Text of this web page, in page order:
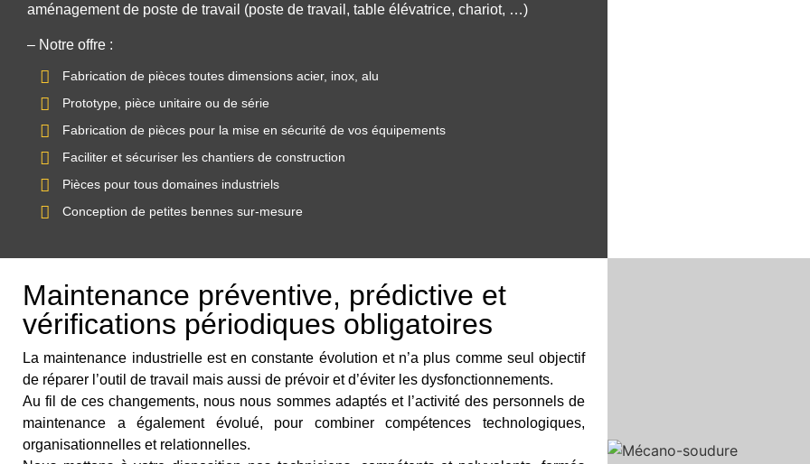
aménagement de poste de travail (poste de travail, table élévatrice, chariot, …)
– Notre offre :
Fabrication de pièces toutes dimensions acier, inox, alu
Prototype, pièce unitaire ou de série
Fabrication de pièces pour la mise en sécurité de vos équipements
Faciliter et sécuriser les chantiers de construction
Pièces pour tous domaines industriels
Conception de petites bennes sur-mesure
Maintenance préventive, prédictive et
vérifications périodiques obligatoires
La maintenance industrielle est en constante évolution et n’a plus comme seul objectif
de réparer l’outil de travail mais aussi de prévoir et d’éviter les dysfonctionnements.
Au fil de ces changements, nous nous sommes adaptés et l’activité des personnels de
maintenance a également évolué, pour combiner compétences technologiques,
organisationnelles et relationnelles.